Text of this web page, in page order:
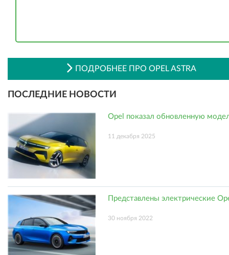
ПОДРОБНЕЕ ПРО OPEL ASTRA
ПОСЛЕДНИЕ НОВОСТИ
Opel показал обновленную
11 декабря 2025
Представлены электрические
30 ноября 2022